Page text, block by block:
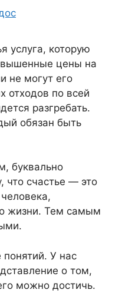
услуга, которую
цены на
не могут его
отходов по всей
разгребать.
обязан быть
буквально
что счастье — это
жизни. Тем самым
У нас
о том,
можно достичь.